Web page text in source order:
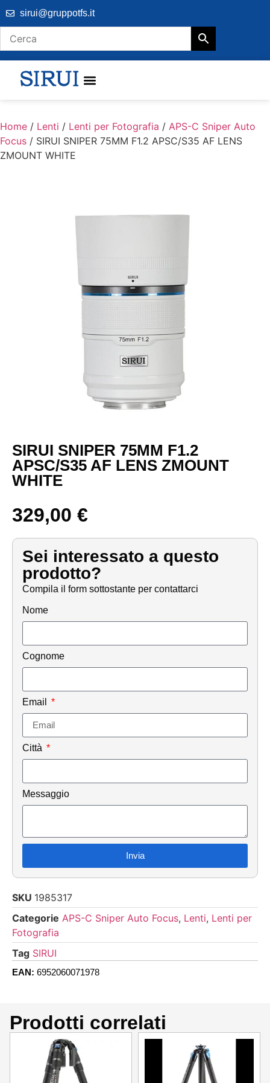
sirui@gruppotfs.it
Home / Lenti / Lenti per Fotografia / APS-C Sniper Auto
Focus / SIRUI SNIPER 75MM F1.2 APSC/S35 AF LENS
ZMOUNT WHITE
SIRUI SNIPER 75MM F1.2
APSC/S35 AF LENS ZMOUNT
WHITE
329,00 €
Sei interessato a questo
prodotto?
Compila il form sottostante per contattarci
Nome
Cognome
Email
Città
Messaggio
Invia
SKU 1985317
Categorie APS-C Sniper Auto Focus, Lenti, Lenti per
Fotografia
Tag SIRUI
EAN: 6952060071978
Prodotti correlati